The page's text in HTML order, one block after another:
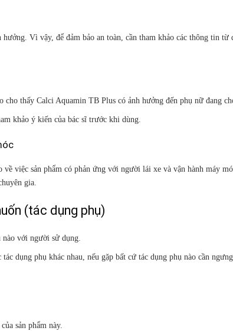
Vì vậy, để đảm bảo an toàn, cần tham khảo các thông tin
thấy Calci Aquamin TB Plus có ảnh hưởng đến phụ nữ đang
khảo ý kiến của bác sĩ trước khi dùng.
về việc sản phẩm có phản ứng với người lái xe và vận hành máy
gia.
(tác dụng phụ)
với người sử dụng.
dụng phụ khác nhau, nếu gặp bất cứ tác dụng phụ nào cần
sản phẩm này.